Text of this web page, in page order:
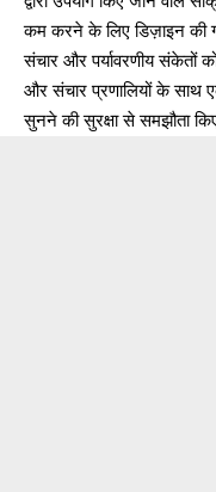
कम करने के लिए डिज़ाइन की
संचार और पर्यावरणीय
और संचार प्रणालियों के साथ
सुनने की सुरक्षा से समझौता